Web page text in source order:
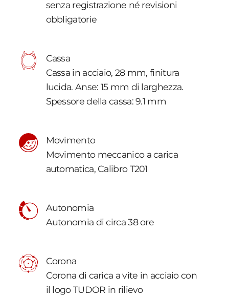
senza registrazione né revisioni
obbligatorie
Cassa
Cassa in acciaio, 28 mm, finitura
lucida. Anse: 15 mm di larghezza.
Spessore della cassa: 9.1 mm
Movimento
Movimento meccanico a carica
automatica, Calibro T201
Autonomia
Autonomia di circa 38 ore
Corona
Corona di carica a vite in acciaio con
il logo TUDOR in rilievo